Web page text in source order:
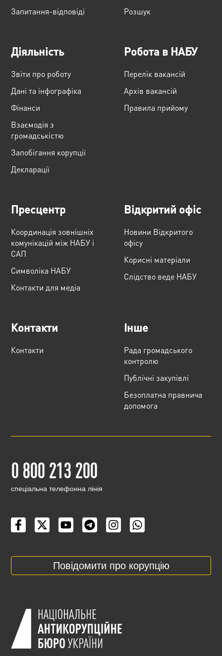
Запитання-відповіді
Розшук
Діяльність
Звіти про роботу
Дані та інфографіка
Фінанси
Взаємодія з
громадськістю
Запобігання корупції
Декларації
Робота в НАБУ
Перелік вакансій
Архів вакансій
Правила прийому
Пресцентр
Координація зовнішніх
комунікацій між НАБУ і
САП
Cимволіка НАБУ
Контакти для медіа
Відкритий офіс
Новини Відкритого
офісу
Корисні матеріали
Слідство веде НАБУ
Контакти
Контакти
Інше
Рада громадського
контролю
Публічні закупівлі
Безоплатна правнича
допомога
0 800 213 200
cпеціальна телефонна лінія
Повідомити про корупцію